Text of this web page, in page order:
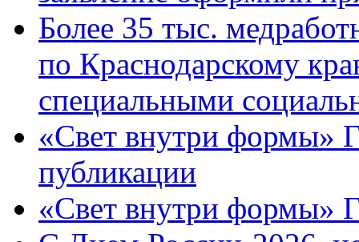
Более 35 тыс.
по Краснодарскому
специальными
«Свет внутри формы»
публикации
«Свет внутри формы»